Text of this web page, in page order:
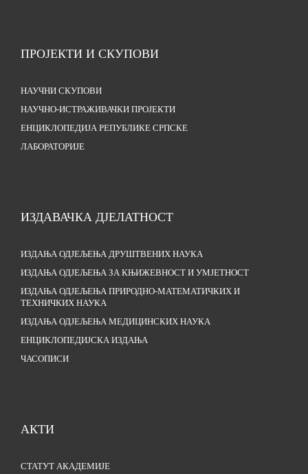
ПРОЈЕКТИ И СКУПОВИ
НАУЧНИ СКУПОВИ
НАУЧНО-ИСТРАЖИВАЧКИ ПРОЈЕКТИ
ЕНЦИКЛОПЕДИЈА РЕПУБЛИКЕ СРПСКЕ
ЛАБОРАТОРИЈЕ
ИЗДАВАЧКА ДЈЕЛАТНОСТ
ИЗДАЊА ОДЈЕЉЕЊА ДРУШТВЕНИХ НАУКА
ИЗДАЊА ОДЈЕЉЕЊА ЗА КЊИЖЕВНОСТ И УМЈЕТНОСТ
ИЗДАЊА ОДЈЕЉЕЊА ПРИРОДНО-МАТЕМАТИЧКИХ И
ТЕХНИЧКИХ НАУКА
ИЗДАЊА ОДЈЕЉЕЊА МЕДИЦИНСКИХ НАУКА
ЕНЦИКЛОПЕДИЈСКА ИЗДАЊА
ЧАСОПИСИ
АКТИ
СТАТУТ АКАДЕМИЈЕ